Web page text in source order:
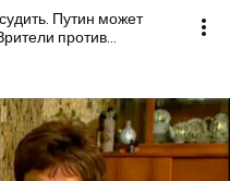
Путин может
против